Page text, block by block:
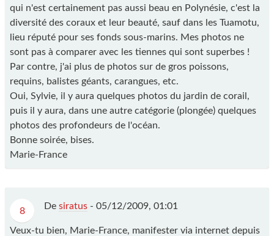
qui n'est certainement pas aussi beau en Polynésie, c'est la
diversité des coraux et leur beauté, sauf dans les Tuamotu,
lieu réputé pour ses fonds sous-marins. Mes photos ne
sont pas à comparer avec les tiennes qui sont superbes !
Par contre, j'ai plus de photos sur de gros poissons,
requins, balistes géants, carangues, etc.
Oui, Sylvie, il y aura quelques photos du jardin de corail,
puis il y aura, dans une autre catégorie (plongée) quelques
photos des profondeurs de l'océan.
Bonne soirée, bises.
Marie-France
8 De siratus - 05/12/2009, 01:01
Veux-tu bien, Marie-France, manifester via internet depuis